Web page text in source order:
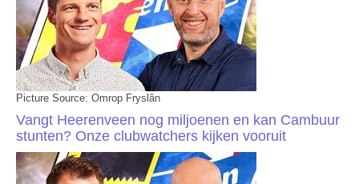
Picture Source: Omrop Fryslân
Vangt Heerenveen nog miljoenen en kan Cambuur
stunten? Onze clubwatchers kijken vooruit